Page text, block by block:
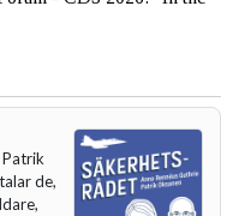
Patrik
de,